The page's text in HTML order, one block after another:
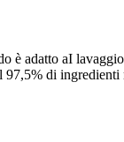
è adatto aI
97,5% di ingredienti